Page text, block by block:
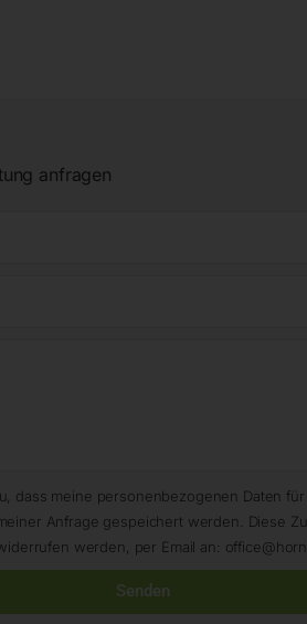
anfragen
dass meine personenbezogenen Daten für
Anfrage gespeichert werden. Diese
werden, per Email an:
Senden